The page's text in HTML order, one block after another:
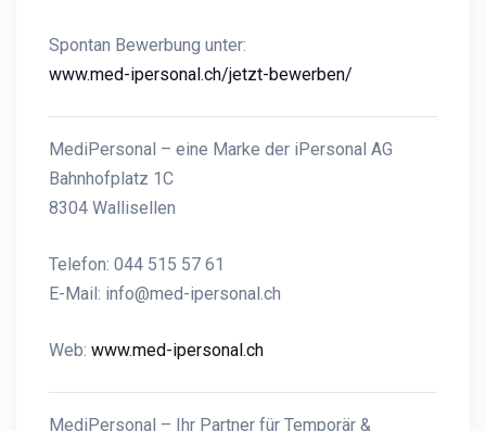
Spontan Bewerbung unter:
www.med-ipersonal.ch/jetzt-bewerben/
MediPersonal – eine Marke der iPersonal AG
Bahnhofplatz 1C
8304 Wallisellen
Telefon: 044 515 57 61
E-Mail: info@med-ipersonal.ch
Web: www.med-ipersonal.ch
MediPersonal – Ihr Partner für Temporär &